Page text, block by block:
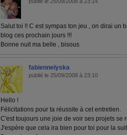
Salut toi !! C est sympas ton jeu , on dirai un
blog ces prochain jours !!!
Bonne nuit ma belle , bisous
fabiennelyska
publié le 25/09/2008 à 23:10
Hello !
Félicitations pour ta réussite à cet entretien.
C'est toujours une joie de voir ses projets se
J'espère que cela ira bien pour toi pour la